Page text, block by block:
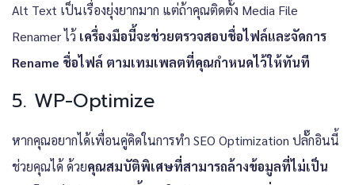
Alt Text เป็นเรื่องยุ่งยากมาก แต่ถ้าคุณติดตั้ง Media File
Renamer ไว้ เครื่องมือนี้จะช่วยตรวจสอบชื่อไฟล์และจัดการ
Rename ชื่อไฟล์ ตามเทมเพลตที่คุณกำหนดไว้ให้ทันที
5. WP-Optimize
หากคุณอยากได้เพื่อนคู่คิดในการทำ SEO Optimization ปลั๊กอินนี้
ช่วยคุณได้ ด้วยคุณสมบัติพิเศษที่สามารถล้างข้อมูลที่ไม่เป็น